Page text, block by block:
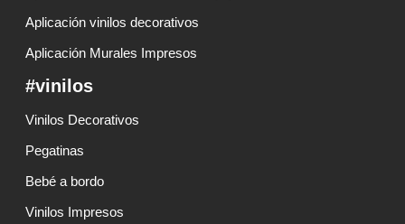
Aplicación vinilos decorativos
Aplicación Murales Impresos
#vinilos
Vinilos Decorativos
Pegatinas
Bebé a bordo
Vinilos Impresos